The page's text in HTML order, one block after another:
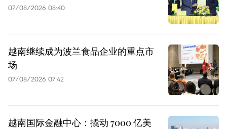
07/08/2026 08:40
越南继续成为波兰食品企业的重点市
场
07/08/2026 07:42
越南国际金融中心：撬动 7000 亿美